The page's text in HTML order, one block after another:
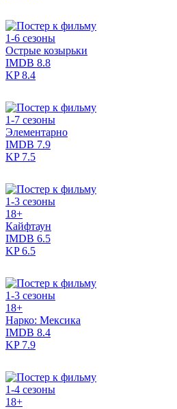
1-6 сезоны
Острые козырьки
IMDB 8.8
KP8.4
1-7 сезоны
Элементарно
IMDB 7.9
KP7.5
1-3 сезоны
18+
Кайфтаун
IMDB 6.5
KP6.5
1-3 сезоны
18+
Нарко: Мексика
IMDB 8.4
KP7.9
1-4 сезоны
18+